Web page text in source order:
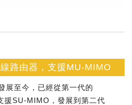
路由器，支援MU-MIMO
展至今，已經從第一代的
援SU-MIMO，發展到第二代